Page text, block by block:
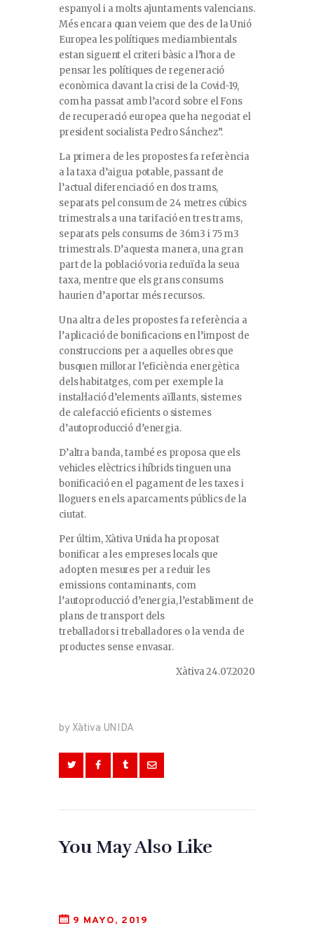
espanyol i a molts ajuntaments valencians.
Més encara quan veiem que des de la Unió
Europea les polítiques mediambientals
estan siguent el criteri bàsic a l’hora de
pensar les polítiques de regeneració
econòmica davant la crisi de la Covid-19,
com ha passat amb l’acord sobre el Fons
de recuperació europea que ha negociat el
president socialista Pedro Sánchez”.
La primera de les propostes fa referència
a la taxa d’aigua potable, passant de
l’actual diferenciació en dos trams,
separats pel consum de 24 metres cúbics
trimestrals a una tarifació en tres trams,
separats pels consums de 36m3 i 75 m3
trimestrals. D’aquesta manera, una gran
part de la població voria reduïda la seua
taxa, mentre que els grans consums
haurien d’aportar més recursos.
Una altra de les propostes fa referència a
l’aplicació de bonificacions en l’impost de
construccions per a aquelles obres que
busquen millorar l’eficiència energètica
dels habitatges, com per exemple la
instal·lació d’elements aïllants, sistemes
de calefacció eficients o sistemes
d’autoproducció d’energia.
D’altra banda, també es proposa que els
vehicles elèctrics i híbrids tinguen una
bonificació en el pagament de les taxes i
lloguers en els aparcaments públics de la
ciutat.
Per últim, Xàtiva Unida ha proposat
bonificar a les empreses locals que
adopten mesures per a reduir les
emissions contaminants, com
l’autoproducció d’energia, l’establiment de
plans de transport dels
treballadors i treballadores o la venda de
productes sense envasar.
Xàtiva 24.07.2020
by Xàtiva UNIDA
You May Also Like
9 MAYO, 2019